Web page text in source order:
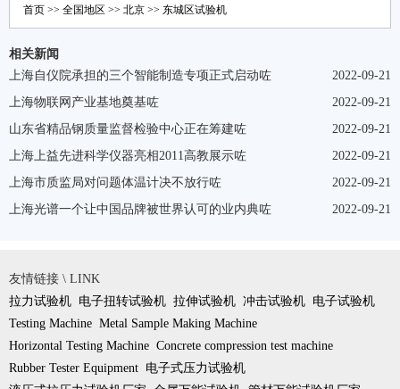
首页 >> 全国地区 >> 北京 >> 东城区试验机
相关新闻
2022-09-21
上海自仪院承担的三个智能制造专项正式启动咗
2022-09-21
上海物联网产业基地奠基咗
2022-09-21
山东省精品钢质量监督检验中心正在筹建咗
2022-09-21
上海上益先进科学仪器亮相2011高教展示咗
2022-09-21
上海市质监局对问题体温计决不放行咗
2022-09-21
上海光谱一个让中国品牌被世界认可的业内典咗
友情链接 \ LINK
拉力试验机 电子扭转试验机 拉伸试验机 冲击试验机 电子试验机
Testing Machine Metal Sample Making Machine
Horizontal Testing Machine Concrete compression test machine
Rubber Tester Equipment 电子式压力试验机